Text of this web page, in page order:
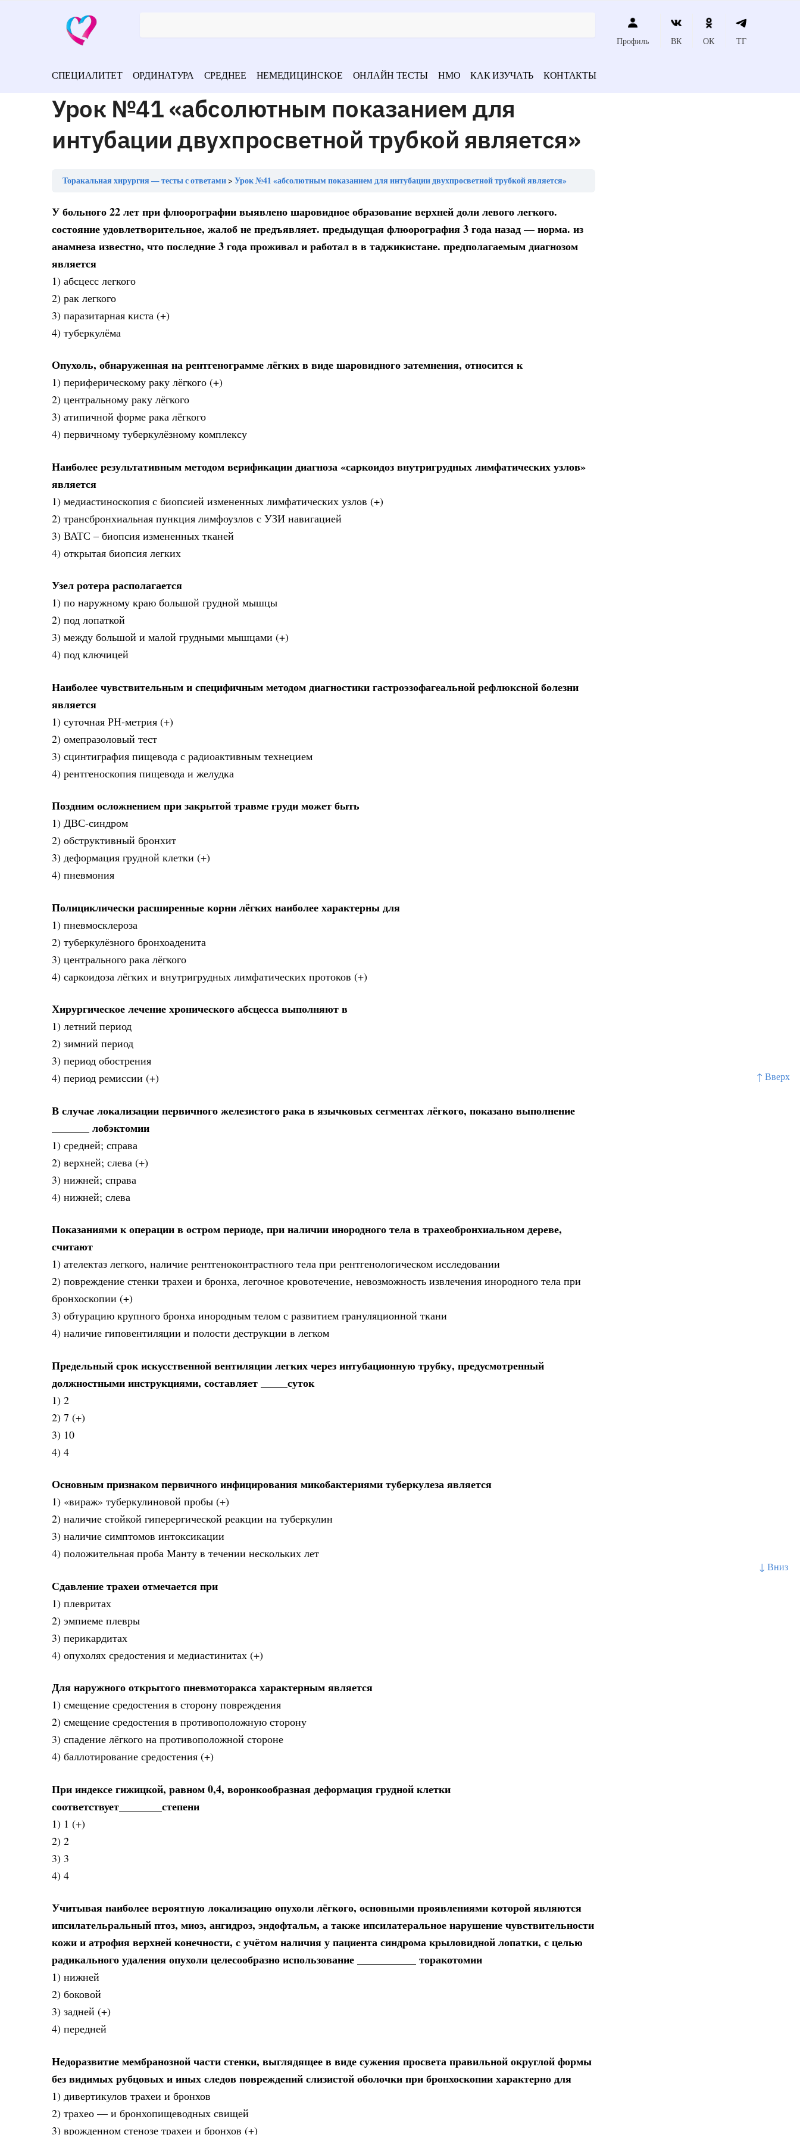
↑ Вверх
↓ Вниз
Профиль ВК ОК ТГ
СПЕЦИАЛИТЕТ ОРДИНАТУРА СРЕДНЕЕ НЕМЕДИЦИНСКОЕ ОНЛАЙН ТЕСТЫ НМО КАК ИЗУЧАТЬ КОНТАКТЫ
Урок №41 «абсолютным показанием для
интубации двухпросветной трубкой является»
Торакальная хирургия — тесты с ответами Урок №41 «абсолютным показанием для интубации двухпросветной трубкой является»
У больного 22 лет при флюорографии выявлено шаровидное образование верхней доли левого легкого.
состояние удовлетворительное, жалоб не предъявляет. предыдущая флюорография 3 года назад — норма. из
анамнеза известно, что последние 3 года проживал и работал в в таджикистане. предполагаемым диагнозом
является
1) абсцесс легкого
2) рак легкого
3) паразитарная киста (+)
4) туберкулёма
Опухоль, обнаруженная на рентгенограмме лёгких в виде шаровидного затемнения, относится к
1) периферическому раку лёгкого (+)
2) центральному раку лёгкого
3) атипичной форме рака лёгкого
4) первичному туберкулёзному комплексу
Наиболее результативным методом верификации диагноза «саркоидоз внутригрудных лимфатических узлов»
является
1) медиастиноскопия с биопсией измененных лимфатических узлов (+)
2) трансбронхиальная пункция лимфоузлов с УЗИ навигацией
3) ВАТС – биопсия измененных тканей
4) открытая биопсия легких
Узел ротера располагается
1) по наружному краю большой грудной мышцы
2) под лопаткой
3) между большой и малой грудными мышцами (+)
4) под ключицей
Наиболее чувствительным и специфичным методом диагностики гастроэзофагеальной рефлюксной болезни
является
1) суточная РН-метрия (+)
2) омепразоловый тест
3) сцинтиграфия пищевода с радиоактивным технецием
4) рентгеноскопия пищевода и желудка
Поздним осложнением при закрытой травме груди может быть
1) ДВС-синдром
2) обструктивный бронхит
3) деформация грудной клетки (+)
4) пневмония
Полициклически расширенные корни лёгких наиболее характерны для
1) пневмосклероза
2) туберкулёзного бронхоаденита
3) центрального рака лёгкого
4) саркоидоза лёгких и внутригрудных лимфатических протоков (+)
Хирургическое лечение хронического абсцесса выполняют в
1) летний период
2) зимний период
3) период обострения
4) период ремиссии (+)
В случае локализации первичного железистого рака в язычковых сегментах лёгкого, показано выполнение
_______ лобэктомии
1) средней; справа
2) верхней; слева (+)
3) нижней; справа
4) нижней; слева
Показаниями к операции в остром периоде, при наличии инородного тела в трахеобронхиальном дереве,
считают
1) ателектаз легкого, наличие рентгеноконтрастного тела при рентгенологическом исследовании
2) повреждение стенки трахеи и бронха, легочное кровотечение, невозможность извлечения инородного тела при
бронхоскопии (+)
3) обтурацию крупного бронха инородным телом с развитием грануляционной ткани
4) наличие гиповентиляции и полости деструкции в легком
Предельный срок искусственной вентиляции легких через интубационную трубку, предусмотренный
должностными инструкциями, составляет _____суток
1) 2
2) 7 (+)
3) 10
4) 4
Основным признаком первичного инфицирования микобактериями туберкулеза является
1) «вираж» туберкулиновой пробы (+)
2) наличие стойкой гиперергической реакции на туберкулин
3) наличие симптомов интоксикации
4) положительная проба Манту в течении нескольких лет
Сдавление трахеи отмечается при
1) плевритах
2) эмпиеме плевры
3) перикардитах
4) опухолях средостения и медиастинитах (+)
Для наружного открытого пневмоторакса характерным является
1) смещение средостения в сторону повреждения
2) смещение средостения в противоположную сторону
3) спадение лёгкого на противоположной стороне
4) баллотирование средостения (+)
При индексе гижицкой, равном 0,4, воронкообразная деформация грудной клетки
соответствует________степени
1) 1 (+)
2) 2
3) 3
4) 4
Учитывая наиболее вероятную локализацию опухоли лёгкого, основными проявлениями которой являются
ипсилательральный птоз, миоз, ангидроз, эндофтальм, а также ипсилатеральное нарушение чувствительности
кожи и атрофия верхней конечности, с учётом наличия у пациента синдрома крыловидной лопатки, с целью
радикального удаления опухоли целесообразно использование ___________ торакотомии
1) нижней
2) боковой
3) задней (+)
4) передней
Недоразвитие мембранозной части стенки, выглядящее в виде сужения просвета правильной округлой формы
без видимых рубцовых и иных следов повреждений слизистой оболочки при бронхоскопии характерно для
1) дивертикулов трахеи и бронхов
2) трахео — и бронхопищеводных свищей
3) врожденном стенозе трахеи и бронхов (+)